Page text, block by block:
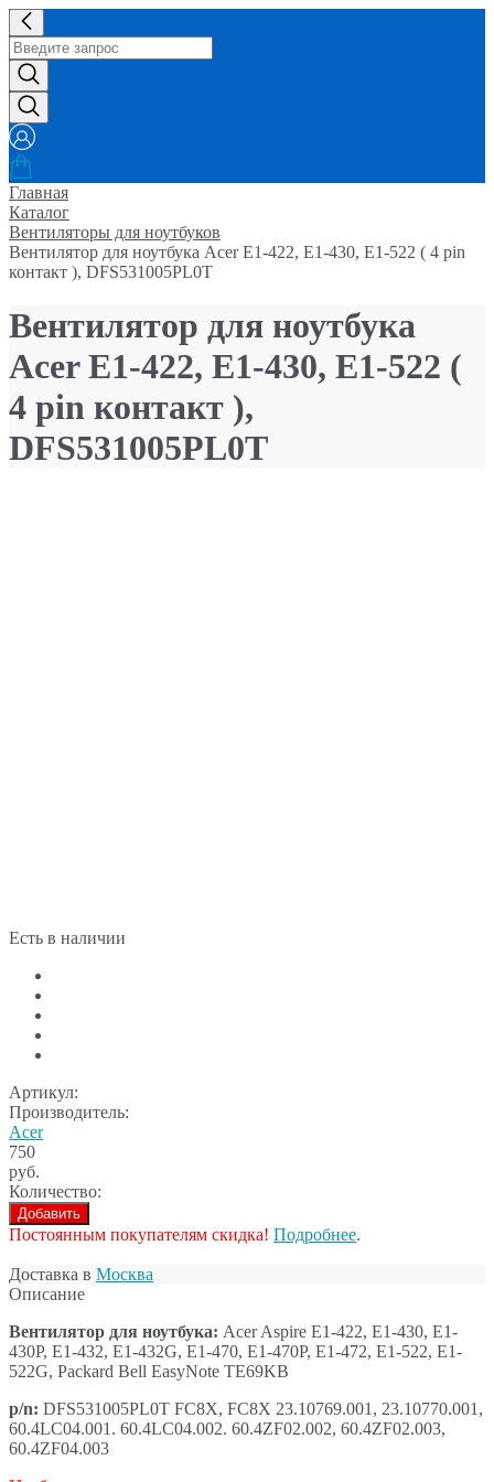
Главная
Каталог
Вентиляторы для ноутбуков
Вентилятор для ноутбука Acer E1-422, E1-430, E1-522 ( 4 pin
контакт ), DFS531005PL0T
Вентилятор для ноутбука
Acer E1-422, E1-430, E1-522 (
4 pin контакт ),
DFS531005PL0T
Есть в наличии
Артикул:
Производитель:
Acer
750
руб.
Количество:
Добавить
Постоянным покупателям скидка! Подробнее.
Доставка в Москва
Описание
Вентилятор для ноутбука: Acer Aspire E1-422, E1-430, E1-
430P, E1-432, E1-432G, E1-470, E1-470P, E1-472, E1-522, E1-
522G, Packard Bell EasyNote TE69KB
p/n: DFS531005PL0T FC8X, FC8X 23.10769.001, 23.10770.001,
60.4LC04.001. 60.4LC04.002. 60.4ZF02.002, 60.4ZF02.003,
60.4ZF04.003